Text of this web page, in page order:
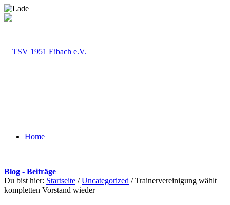
Home
Blog - Beiträge
Du bist hier: Startseite / Uncategorized / Trainervereinigung wählt
kompletten Vorstand wieder